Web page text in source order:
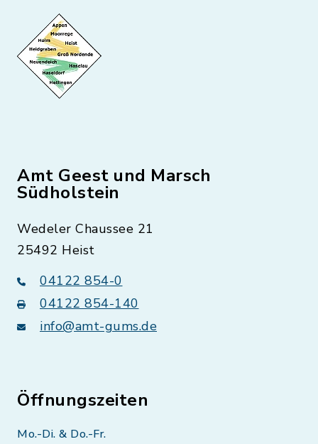
Amt Geest und Marsch
Südholstein
Wedeler Chaussee 21
25492 Heist
04122 854-0
04122 854-140
info@amt-gums.de
Öffnungszeiten
Mo.-Di. & Do.-Fr.